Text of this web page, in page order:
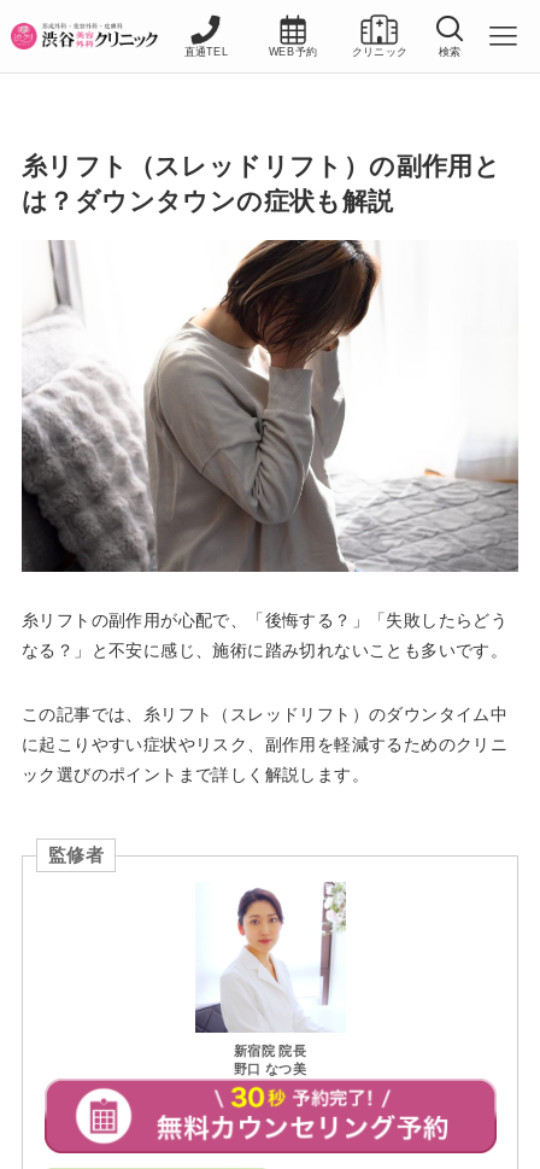
直通TEL WEB予約 クリニック 検索
糸リフト（スレッドリフト）の副作用と
は？ダウンタウンの症状も解説
糸リフトの副作用が心配で、「後悔する？」「失敗したらどう
なる？」と不安に感じ、施術に踏み切れないことも多いです。
この記事では、糸リフト（スレッドリフト）のダウンタイム中
に起こりやすい症状やリスク、副作用を軽減するためのクリニ
ック選びのポイントまで詳しく解説します。
監修者
新宿院 院長
野口 なつ美